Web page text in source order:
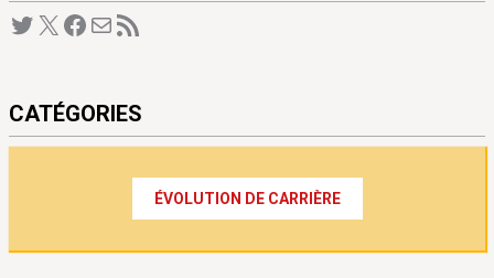
Twitter X Facebook E-mail Flux RSS
CATÉGORIES
ÉVOLUTION DE CARRIÈRE